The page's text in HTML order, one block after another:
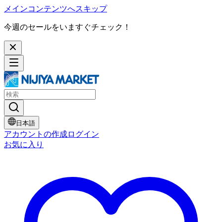
メインコンテンツへスキップ
今週のセールをいますぐチェック！
日本語
アカウントの作成ログイン
お気に入り